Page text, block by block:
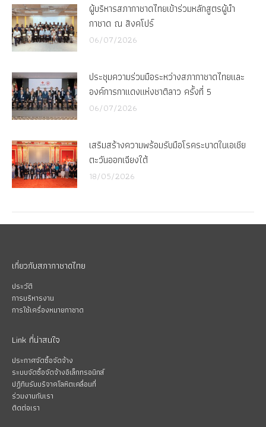
ผู้บริหารสภากาชาดไทยเข้าร่วมหลักสูตรผู้นำ
กาชาด ณ สิงคโปร์
06/07/2026
ประชุมความร่วมมือระหว่างสภากาชาดไทยและ
องค์การกาแดงแห่งชาติลาว ครั้งที่ 5
06/07/2026
เสริมสร้างความพร้อมรับมือโรคระบาดในเอเชีย
ตะวันออกเฉียงใต้
18/05/2026
เกี่ยวกับสภากาชาดไทย
ประวัติ
การบริหารงาน
การใช้เครื่องหมายกาชาด
Link ที่น่าสนใจ
ประกาศจัดซื้อจัดจ้าง
ระบบจัดซื้อจัดจ้างอิเล็กทรอนิกส์
ปฏิทินรับบริจาคโลหิตเคลื่อนที่
ร่วมงานกับเรา
ติดต่อเรา